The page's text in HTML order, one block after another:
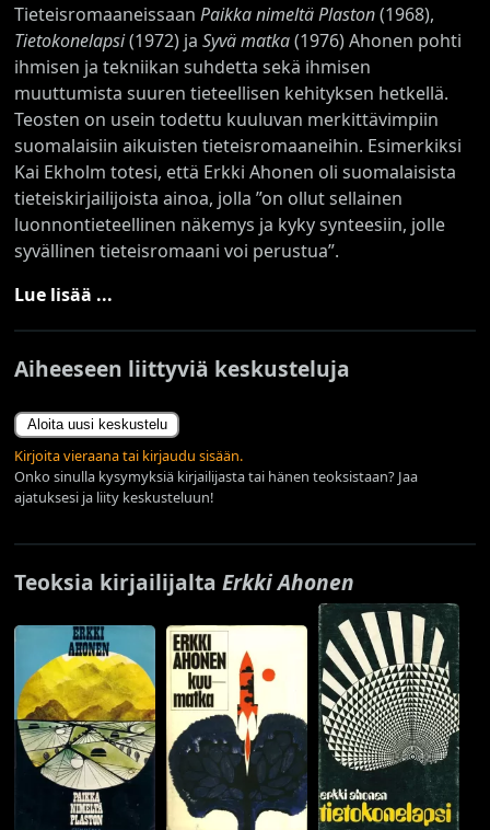
TieteisromaaneissaanPaikka nimeltä Plaston(1968),
Tietokonelapsi(1972) jaSyvä matka(1976) Ahonen pohti
ihmisen ja tekniikan suhdetta sekä ihmisen
muuttumista suuren tieteellisen kehityksen hetkellä.
Teosten on usein todettu kuuluvan merkittävimpiin
suomalaisiin aikuisten tieteisromaaneihin. Esimerkiksi
Kai Ekholm totesi, että Erkki Ahonen oli suomalaisista
tieteiskirjailijoista ainoa, jolla ”on ollut sellainen
luonnontieteellinen näkemys ja kyky synteesiin, jolle
syvällinen tieteisromaani voi perustua”.
Lue lisää ...
Aiheeseen liittyviä keskusteluja
Aloita uusi keskustelu
Kirjoita vieraana tai kirjaudu sisään.
Onko sinulla kysymyksiä kirjailijasta tai hänen teoksistaan? Jaa
ajatuksesi ja liity keskusteluun!
Teoksia kirjailijaltaErkki Ahonen